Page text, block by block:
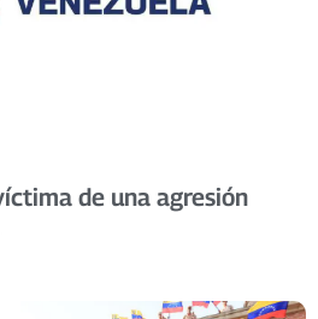
de una agresión